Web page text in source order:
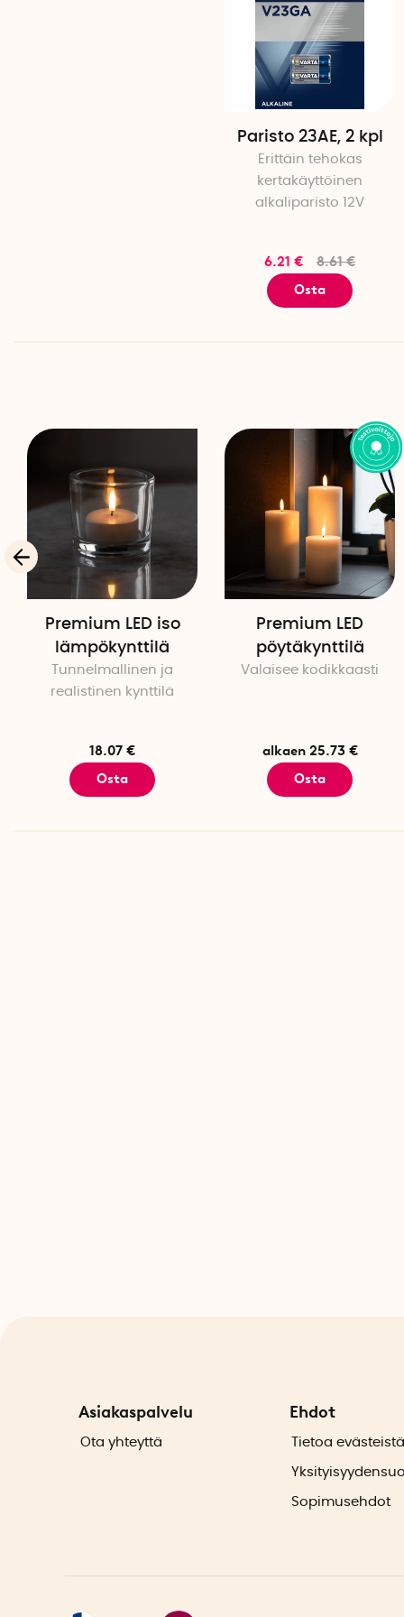
Paristo 23AE, 2 kpl
Erittäin tehokas
kertakäyttöinen
alkaliparisto 12V
6.21 €
8.61 €
Osta
Premium LED iso
lämpökynttilä
Tunnelmallinen ja
realistinen kynttilä
18.07 €
Osta
Premium LED
pöytäkynttilä
Valaisee kodikkaasti
alkaen 25.73 €
Osta
Asiakaspalvelu
Ota yhteyttä
Ehdot
Tietoa evästeistä
Sopimusehdot